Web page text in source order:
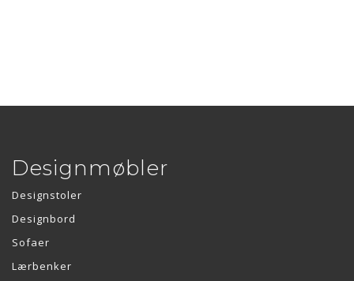
Designmøbler
Designstoler
Designbord
Sofaer
Lærbenker